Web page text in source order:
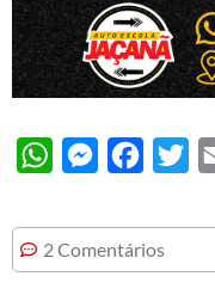
WhatsAppMessenger
2 Comentários